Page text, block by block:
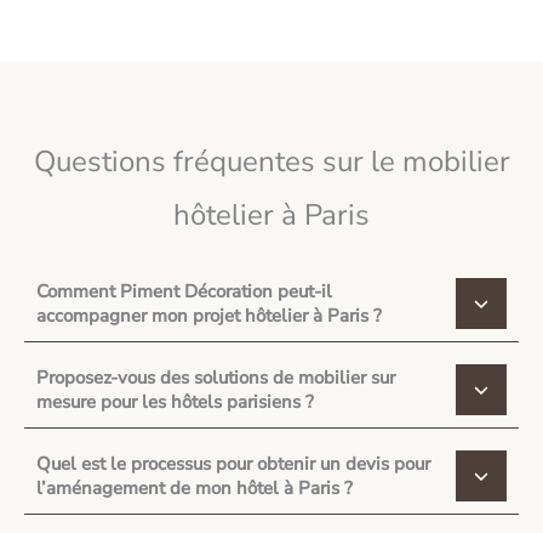
Questions fréquentes sur le mobilier
hôtelier à Paris
Comment Piment Décoration peut-il
accompagner mon projet hôtelier à Paris ?
Proposez-vous des solutions de mobilier sur
mesure pour les hôtels parisiens ?
Quel est le processus pour obtenir un devis pour
l’aménagement de mon hôtel à Paris ?